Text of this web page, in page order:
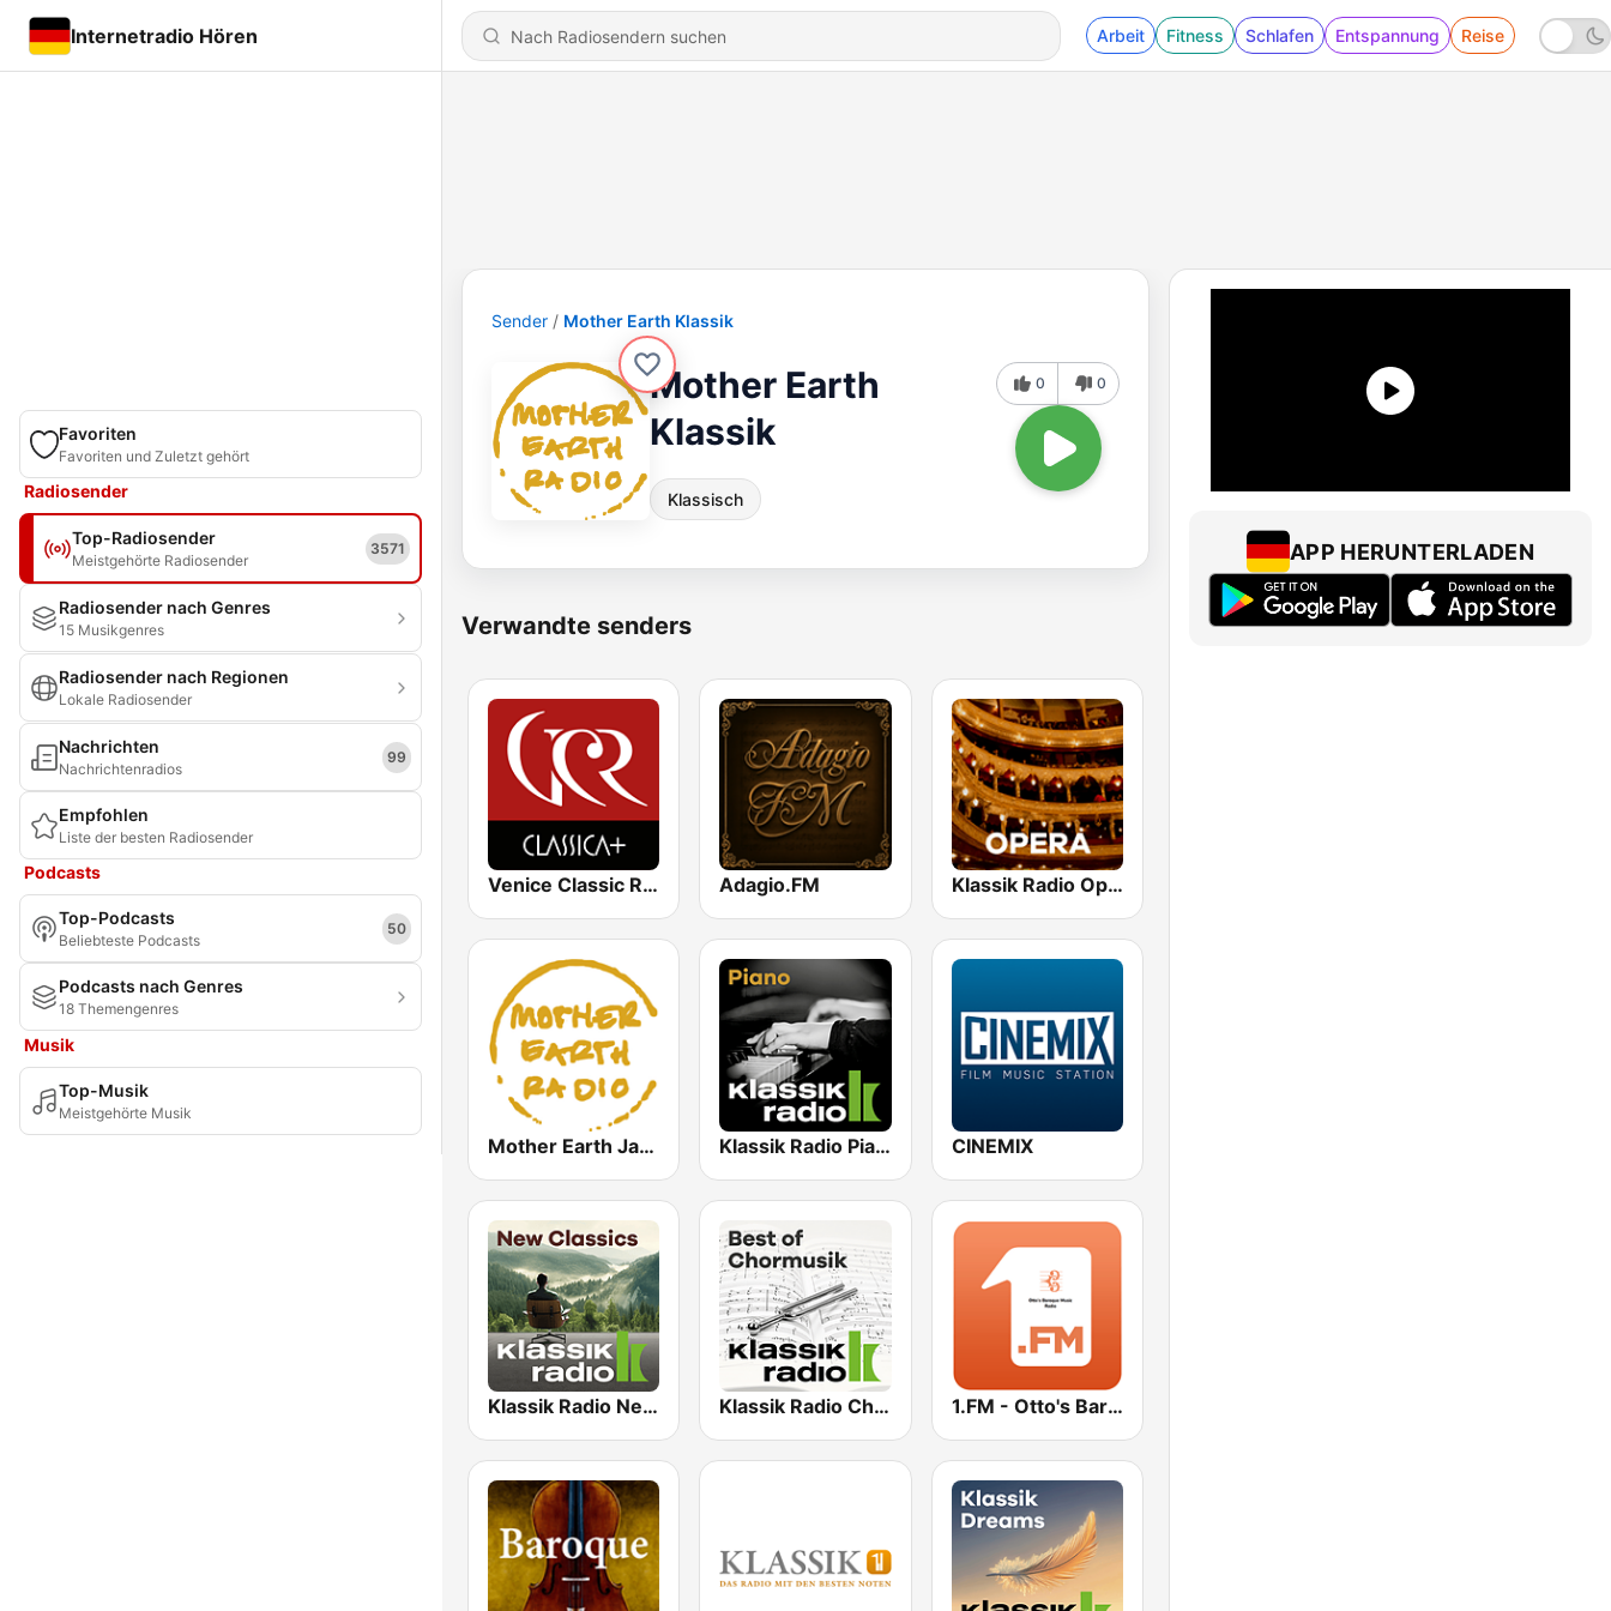
Internetradio Hören Arbeit Fitness Schlafen Entspannung Reise
Favoriten
Favoriten und Zuletzt gehört
Radiosender
Top-Radiosender
Meistgehörte Radiosender
3571
Radiosender nach Genres
15 Musikgenres
Radiosender nach Regionen
Lokale Radiosender
Nachrichten
Nachrichtenradios
99
Empfohlen
Liste der besten Radiosender
Podcasts
Top-Podcasts
Beliebteste Podcasts
50
Podcasts nach Genres
18 Themengenres
Musik
Top-Musik
Meistgehörte Musik
Sender Mother Earth Klassik
Mother Earth
Klassik
Klassisch
0 0
Verwandte senders
Venice Classic Radio | VCR Classica+ Adagio.FM Klassik Radio Opera
Mother Earth Jazz Klassik Radio Piano CINEMIX
Klassik Radio New Classics Klassik Radio Chormusik 1.FM - Otto's Baroque Music
APP HERUNTERLADEN